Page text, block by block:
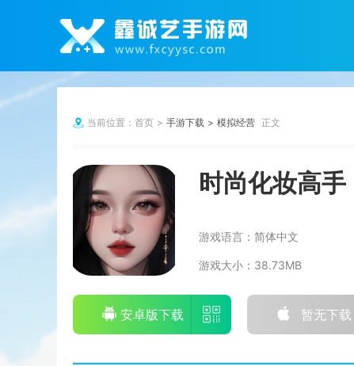
当前位置： 首页 手游下载 模拟经营 正文
时尚化妆高手
游戏语言： 简体中文
游戏大小： 38.73MB
安卓版下载 暂无下载